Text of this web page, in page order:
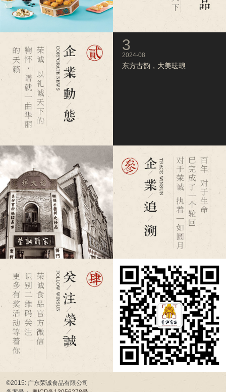
9
2024-08
非遗荟萃，潮韵传承
3
2024-08
东方古韵，大美珐琅
©2015: 广东荣诚食品有限公司